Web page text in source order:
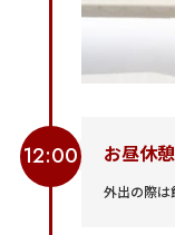
12:00 お昼休憩
外出の際は